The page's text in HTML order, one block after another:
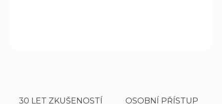
30 LET ZKUŠENOSTÍ OSOBNÍ PŘÍSTUP